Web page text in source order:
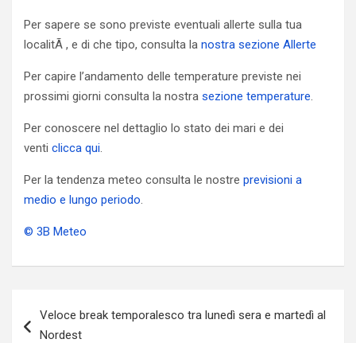
Per sapere se sono previste eventuali allerte sulla tua
localitÃ , e di che tipo, consulta la nostra sezione Allerte
Per capire l’andamento delle temperature previste nei
prossimi giorni consulta la nostra sezione temperature.
Per conoscere nel dettaglio lo stato dei mari e dei
venti clicca qui.
Per la tendenza meteo consulta le nostre previsioni a
medio e lungo periodo.
© 3B Meteo
articoli
Veloce break temporalesco tra lunedì sera e martedì al
Nordest